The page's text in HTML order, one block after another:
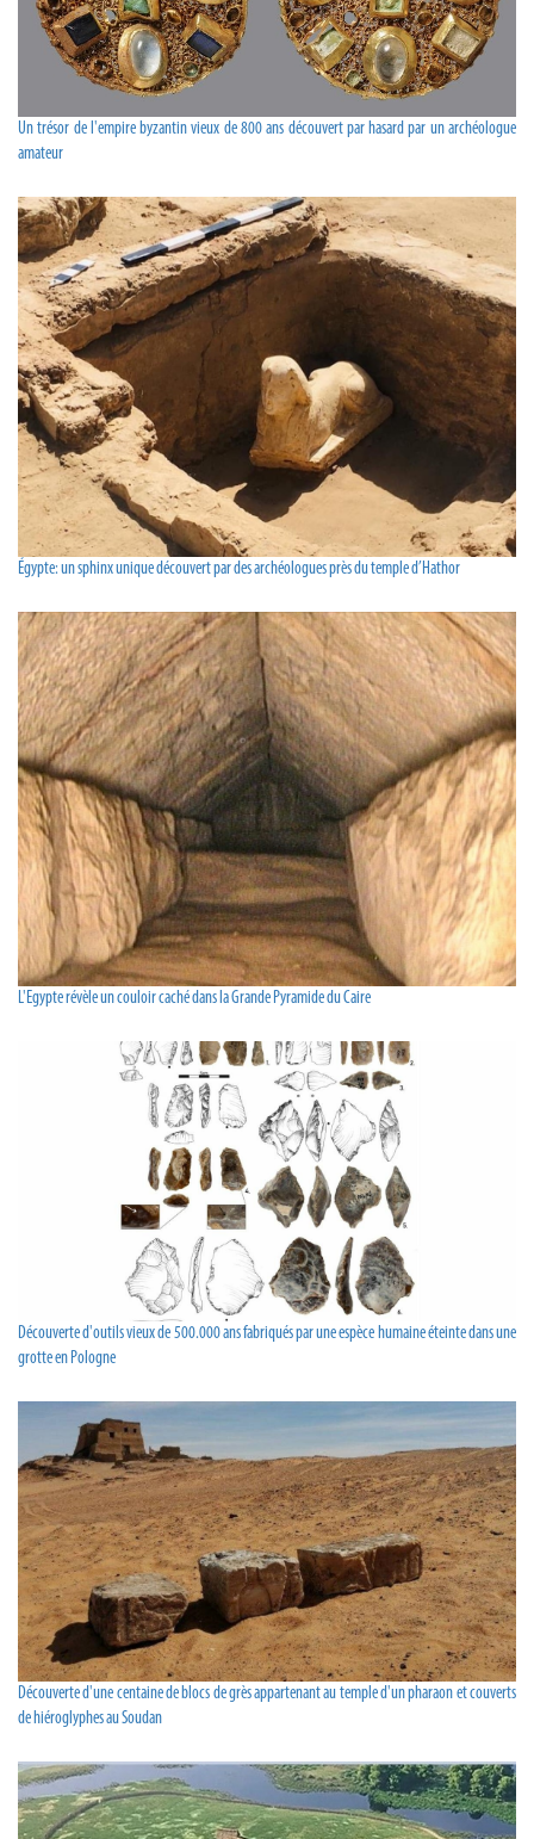
Un trésor de l'empire byzantin vieux de 800 ans découvert par hasard par un archéologue
amateur
Égypte: un sphinx unique découvert par des archéologues près du temple d’Hathor
L'Egypte révèle un couloir caché dans la Grande Pyramide du Caire
Découverte d'outils vieux de 500.000 ans fabriqués par une espèce humaine éteinte dans une
grotte en Pologne
Découverte d'une centaine de blocs de grès appartenant au temple d'un pharaon et couverts
de hiéroglyphes au Soudan